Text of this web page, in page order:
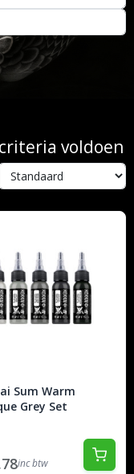
voldoen
Sum Warm
Grey Set
inc btw